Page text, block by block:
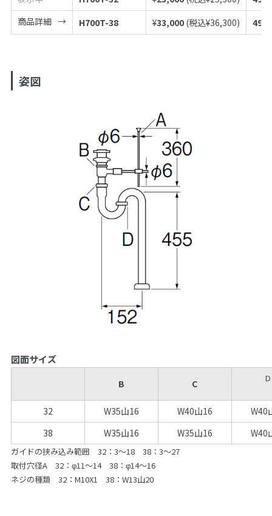
商品詳細
H700T-38 ¥33,000 (税込¥36,300)
姿図
図面サイズ
B C D
32 W35山16 W40山16
W40
38
W35山16 W35山16 W40
ガイドの挟み込み範囲 32：3～18 38：3～27
取付穴径A 32：φ11～14 38：φ14～16
ネジの種類 32：M10X1 38：W13山20